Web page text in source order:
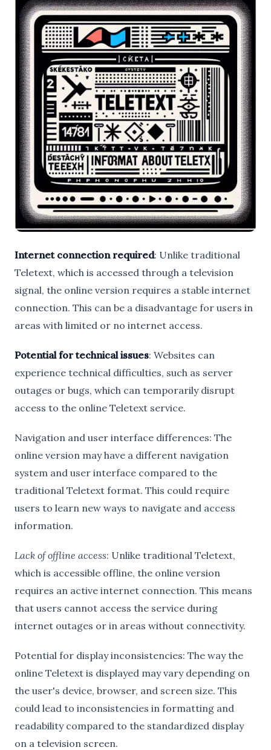
Internet connection required: Unlike traditional
Teletext, which is accessed through a television
signal, the online version requires a stable internet
connection. This can be a disadvantage for users in
areas with limited or no internet access.
Potential for technical issues: Websites can
experience technical difficulties, such as server
outages or bugs, which can temporarily disrupt
access to the online Teletext service.
Navigation and user interface differences: The
online version may have a different navigation
system and user interface compared to the
traditional Teletext format. This could require
users to learn new ways to navigate and access
information.
Lack of offline access: Unlike traditional Teletext,
which is accessible offline, the online version
requires an active internet connection. This means
that users cannot access the service during
internet outages or in areas without connectivity.
Potential for display inconsistencies: The way the
online Teletext is displayed may vary depending on
the user's device, browser, and screen size. This
could lead to inconsistencies in formatting and
readability compared to the standardized display
on a television screen.